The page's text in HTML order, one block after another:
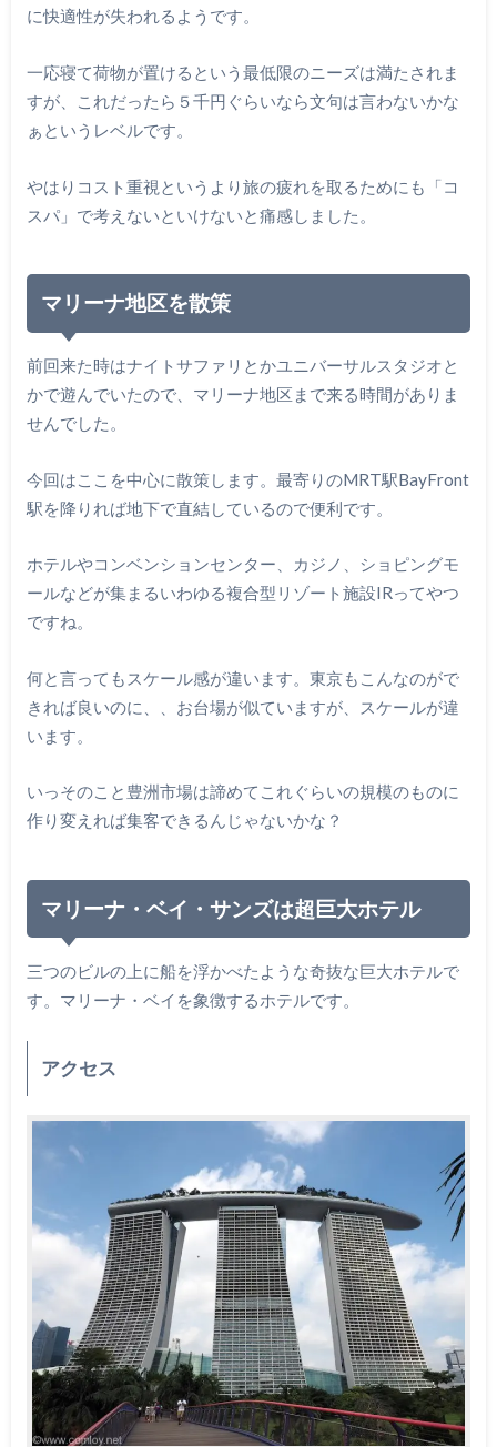
に快適性が失われるようです。
一応寝て荷物が置けるという最低限のニーズは満たされま
すが、これだったら５千円ぐらいなら文句は言わないかな
ぁというレベルです。
やはりコスト重視というより旅の疲れを取るためにも「コ
スパ」で考えないといけないと痛感しました。
マリーナ地区を散策
前回来た時はナイトサファリとかユニバーサルスタジオと
かで遊んでいたので、マリーナ地区まで来る時間がありま
せんでした。
今回はここを中心に散策します。最寄りのMRT駅BayFront
駅を降りれば地下で直結しているので便利です。
ホテルやコンベンションセンター、カジノ、ショピングモ
ールなどが集まるいわゆる複合型リゾート施設IRってやつ
ですね。
何と言ってもスケール感が違います。東京もこんなのがで
きれば良いのに、、お台場が似ていますが、スケールが違
います。
いっそのこと豊洲市場は諦めてこれぐらいの規模のものに
作り変えれば集客できるんじゃないかな？
マリーナ・ベイ・サンズは超巨大ホテル
三つのビルの上に船を浮かべたような奇抜な巨大ホテルで
す。マリーナ・ベイを象徴するホテルです。
アクセス